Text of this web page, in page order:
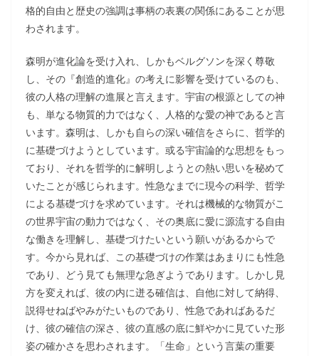
格的自由と歴史の強調は事柄の表裏の関係にあることが思
わされます。
森明が進化論を受け入れ、しかもベルグソンを深く尊敬
し、その『創造的進化』の考えに影響を受けているのも、
彼の人格の理解の進展と言えます。宇宙の根源としての神
も、単なる物質的力ではなく、人格的な愛の神であると言
います。森明は、しかも自らの深い確信をさらに、哲学的
に基礎づけようとしています。或る宇宙論的な思想をもっ
ており、それを哲学的に解明しようとの熱い思いを秘めて
いたことが感じられます。性急なまでに現今の科学、哲学
による基礎づけを求めています。それは機械的な物質がこ
の世界宇宙の動力ではなく、その奥底に愛に源流する自由
な働きを理解し、基礎づけたいという願いがあるからで
す。今から見れば、この基礎づけの作業はあまりにも性急
であり、どう見ても無理な急ぎようであります。しかし見
方を変えれば、彼の内に迸る確信は、自他に対して納得、
説得せねばやみがたいものであり、性急であればあるだ
け、彼の確信の深さ、彼の直感の底に鮮やかに見ていた形
姿の確かさを思わされます。「生命」という言葉の重要